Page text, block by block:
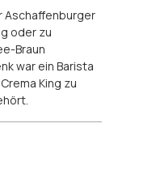
Aschaffenburger
oder zu
Braun
war ein Barista
King zu